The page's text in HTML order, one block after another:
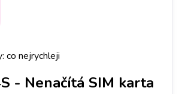
co nejrychleji
- Nenačítá SIM karta